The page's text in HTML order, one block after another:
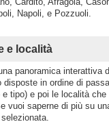
Napoli, e Pozzuoli.
e località
panoramica interattiva
in ordine di
tipo) e poi le località che
vuoi saperne di più su